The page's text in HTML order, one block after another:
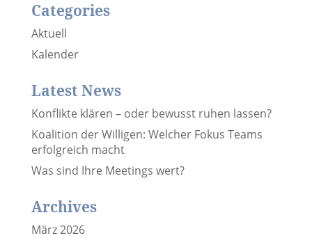
Categories
Aktuell
Kalender
Latest News
Konflikte klären – oder bewusst ruhen lassen?
Koalition der Willigen: Welcher Fokus Teams
erfolgreich macht
Was sind Ihre Meetings wert?
Archives
März 2026